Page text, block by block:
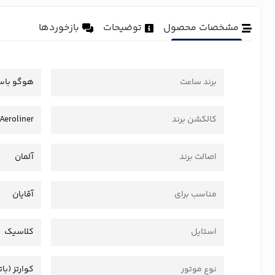
مشخصات محصول توضیحات بازخوردها
برند ساعت هوگو
کالکشن برند Aeroliner
اصالت برند آلمان
مناسب برای آقایان
استایل کلاسیک
نوع موتور کوارتز